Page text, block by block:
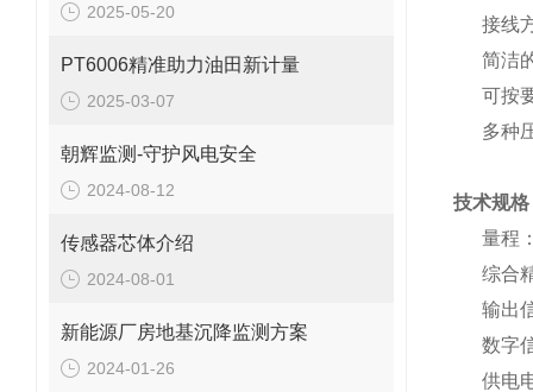
2025-05-20
PT6006精准助力油田新计量
2025-03-07
朝辉监测-守护风电安全
2024-08-12
传感器芯体介绍
2024-08-01
新能源厂房地基沉降监测方案
2024-01-26
接线方
简洁的
可按要
多种压
技术规格
量程：
综合精
输出信
数字
供电电